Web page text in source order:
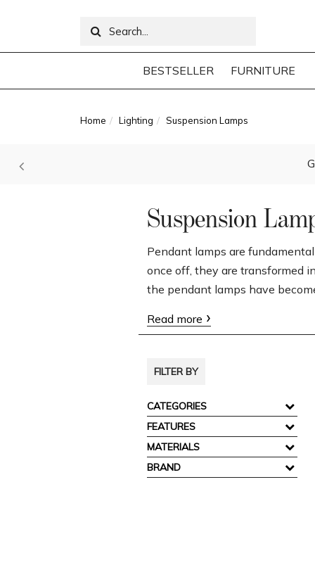
BESTSELLER FURNITURE
Home Lighting Suspension Lamps
Suspension
Pendant lamps are
once off, they are transformed
the pendant lamps have
Read more
FILTER BY
CATEGORIES
FEATURES
MATERIALS
BRAND